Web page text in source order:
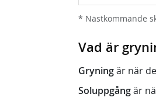
* Nästkommande
Vad är
Gryningär när
Soluppgångär